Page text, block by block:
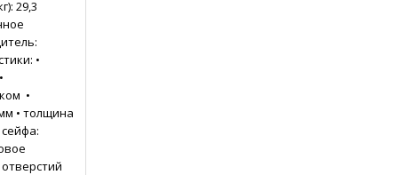
29,3
•
•
• толщина